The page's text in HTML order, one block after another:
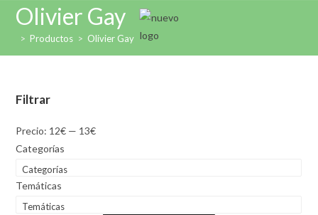
contenido
Olivier Gay
> Productos > Olivier Gay
Filtrar
Precio: 12€ — 13€
Categorías
Categorías
Temáticas
Temáticas